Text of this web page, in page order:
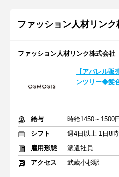
ファッション人材リン
ファッション人材リンク株式会社
【アパレル
ンツリー◆髪
給与
時給1450～1500
シフト
週4日以上 1日8
雇用形態
派遣社員
アクセス
武蔵小杉駅